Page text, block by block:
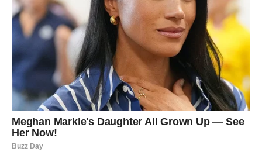
Sreća vam dolazi kroz ljubav
Pred vama su romantični trenuci.
ŠKORPIJA
Finansijska energija izuzetno je snažna.
situaciju.